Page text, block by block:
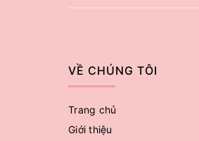
VỀ CHÚNG TÔI
Trang chủ
Giới thiệu